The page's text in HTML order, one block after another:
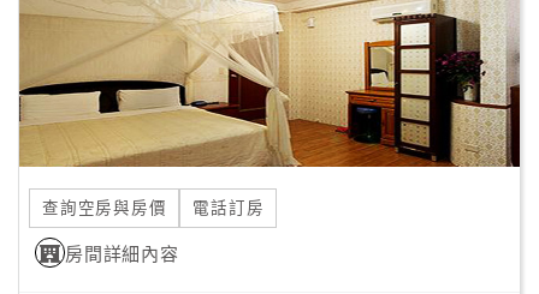
查詢空房與房價 電話訂房
房間詳細內容